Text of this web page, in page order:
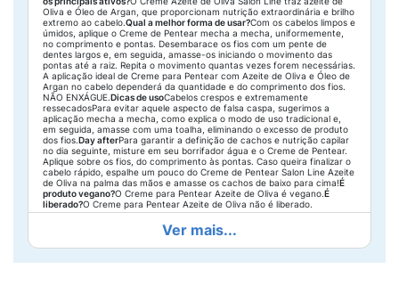
Oliva e Óleo de Argan, que proporcionam nutrição extraordinária e brilho
extremo ao cabelo.Qual a melhor forma de usar?Com os cabelos limpos e
úmidos, aplique o Creme de Pentear mecha a mecha, uniformemente,
no comprimento e pontas. Desembarace os fios com um pente de
dentes largos e, em seguida, amasse-os iniciando o movimento das
pontas até a raiz. Repita o movimento quantas vezes forem necessárias.
A aplicação ideal de Creme para Pentear com Azeite de Oliva e Óleo de
Argan no cabelo dependerá da quantidade e do comprimento dos fios.
NÃO ENXÁGUE.Dicas de usoCabelos crespos e extremamente
ressecadosPara evitar aquele aspecto de falsa caspa, sugerimos a
aplicação mecha a mecha, como explica o modo de uso tradicional e,
em seguida, amasse com uma toalha, eliminando o excesso de produto
dos fios.Day afterPara garantir a definição de cachos e nutrição capilar
no dia seguinte, misture em seu borrifador água e o Creme de Pentear.
Aplique sobre os fios, do comprimento às pontas. Caso queira finalizar o
cabelo rápido, espalhe um pouco do Creme de Pentear Salon Line Azeite
de Oliva na palma das mãos e amasse os cachos de baixo para cima!É
produto vegano?O Creme para Pentear Azeite de Oliva é vegano.É
liberado?O Creme para Pentear Azeite de Oliva não é liberado.
Ver mais...